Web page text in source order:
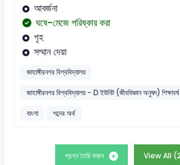
আবর্জনা
ঘষে-মেজে পরিষ্কার করা
গৃহ
সম্মান দেয়া
জাহাঙ্গীরনগর বিশ্ববিদ্যালয়
জাহাঙ্গীরনগর বিশ্ববিদ্যালয় - D ইউনিট (জীববিজ্ঞান অনুষদ)
বাংলা
শব্দের অর্থ
প্রশ্ন তৈরি করুন View All